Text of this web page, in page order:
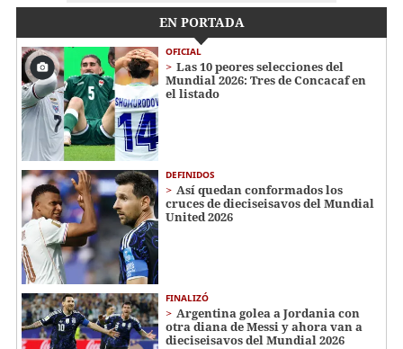
EN PORTADA
OFICIAL
Las 10 peores selecciones del
Mundial 2026: Tres de Concacaf en
el listado
DEFINIDOS
Así quedan conformados los
cruces de dieciseisavos del Mundial
United 2026
FINALIZÓ
Argentina golea a Jordania con
otra diana de Messi y ahora van a
dieciseisavos del Mundial 2026